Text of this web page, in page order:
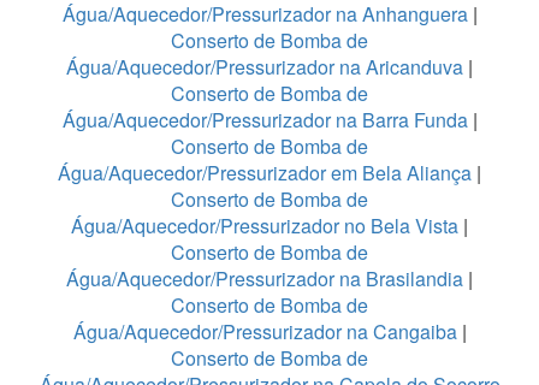
Água/Aquecedor/Pressurizador na Anhanguera|
Conserto de Bomba de
Água/Aquecedor/Pressurizador na Aricanduva |
Conserto de Bomba de
Água/Aquecedor/Pressurizador na Barra Funda |
Conserto de Bomba de
Água/Aquecedor/Pressurizador em Bela Aliança |
Conserto de Bomba de
Água/Aquecedor/Pressurizador no Bela Vista |
Conserto de Bomba de
Água/Aquecedor/Pressurizador na Brasilandia |
Conserto de Bomba de
Água/Aquecedor/Pressurizador na Cangaiba|
Conserto de Bomba de